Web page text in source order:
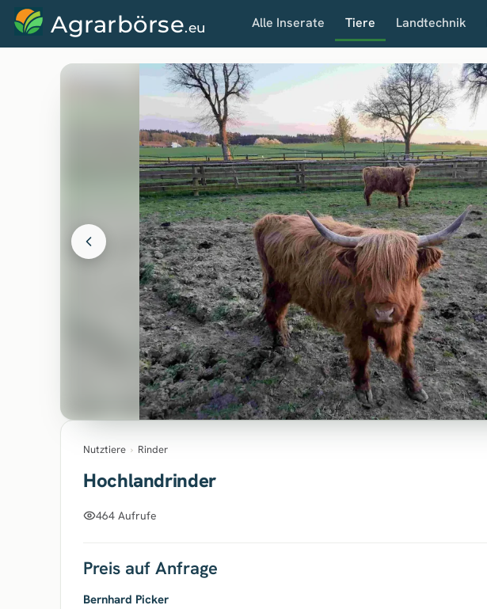
Agrarbörse.eu Alle Inserate Tiere Landtechnik
Nutztiere › Rinder
Hochlandrinder
464 Aufrufe
Preis auf Anfrage
Bernhard Picker